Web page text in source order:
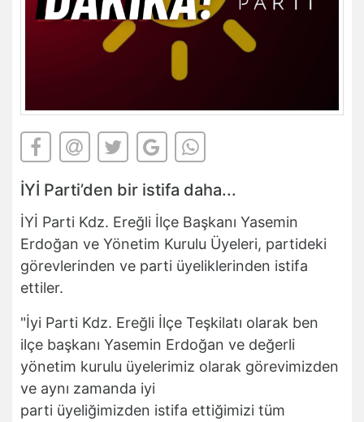
İYİ Parti’den bir istifa daha...
İYİ Parti Kdz. Ereğli İlçe Başkanı Yasemin
Erdoğan ve Yönetim Kurulu Üyeleri, partideki
görevlerinden ve parti üyeliklerinden istifa
ettiler.
"İyi Parti Kdz. Ereğli İlçe Teşkilatı olarak ben
ilçe başkanı Yasemin Erdoğan ve değerli
yönetim kurulu üyelerimiz olarak görevimizden
ve aynı zamanda iyi
parti üyeliğimizden istifa ettiğimizi tüm